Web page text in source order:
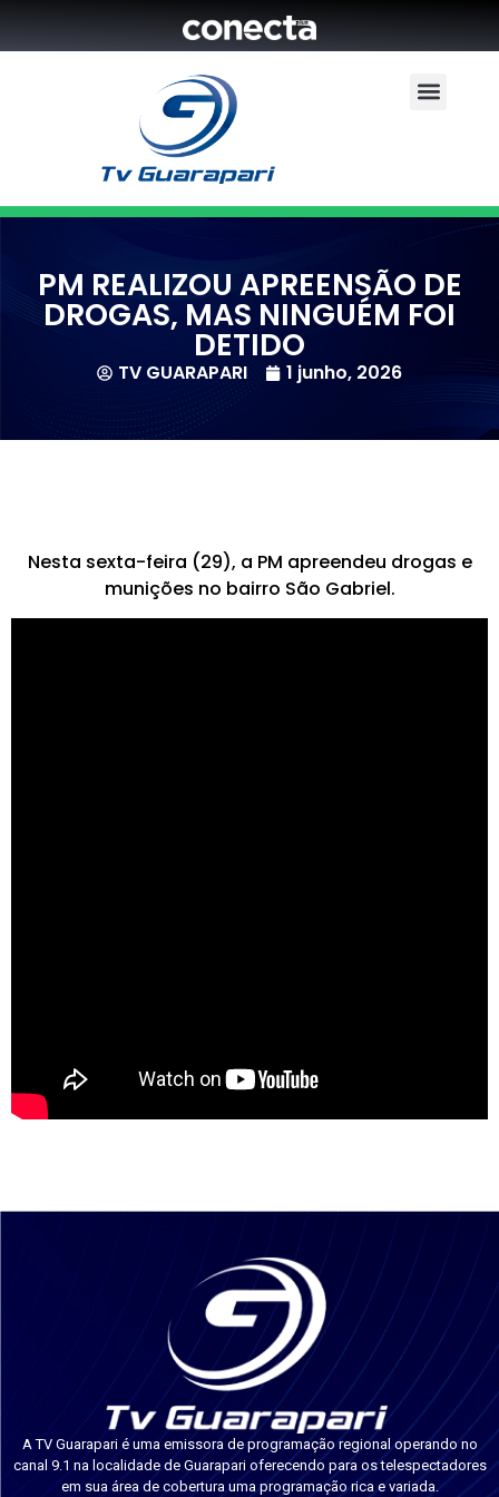
PM REALIZOU APREENSÃO DE
DROGAS, MAS NINGUÉM FOI
DETIDO
TV GUARAPARI 1 junho, 2026
Nesta sexta-feira (29), a PM apreendeu drogas e
munições no bairro São Gabriel.
A TV Guarapari é uma emissora de programação regional operando no
canal 9.1 na localidade de Guarapari oferecendo para os telespectadores
em sua área de cobertura uma programação rica e variada.